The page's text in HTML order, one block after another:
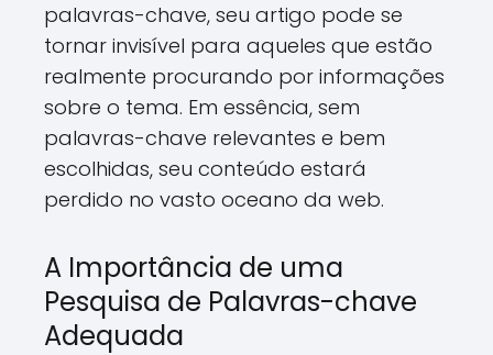
palavras-chave, seu artigo pode se
tornar invisível para aqueles que estão
realmente procurando por informações
sobre o tema. Em essência, sem
palavras-chave relevantes e bem
escolhidas, seu conteúdo estará
perdido no vasto oceano da web.
A Importância de uma
Pesquisa de Palavras-chave
Adequada